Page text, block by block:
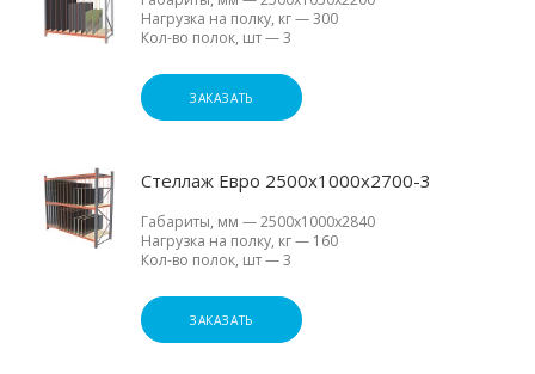
Нагрузка на полку, кг—300
Кол-во полок, шт—3
ЗАКАЗАТЬ
Стеллаж Евро 2500х1000х2700-3
Габариты, мм —2500х1000х2840
Нагрузка на полку, кг— 160
Кол-во полок, шт—3
ЗАКАЗАТЬ